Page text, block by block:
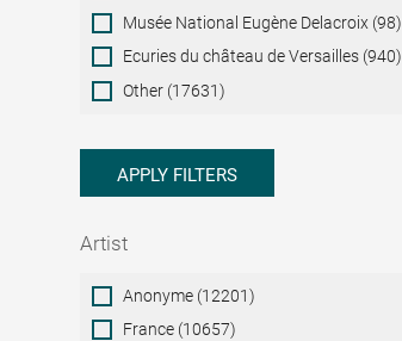
Musée National Eugène Delacroix (98)
Ecuries du château de Versailles (940)
Other (17631)
APPLY FILTERS
Artist
ArtistAnonyme (12201)
France (10657)